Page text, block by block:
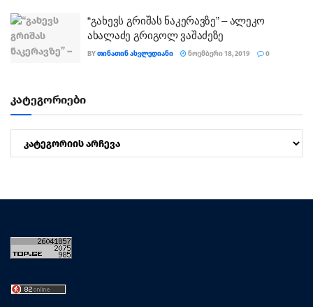
“გახევს გრიშას ნაკერავზე” – ალეკო
ახალაძე გრიგოლ ვაშაძეზე
BYᲗᲘᲜᲐᲗᲘᲜ ᲐᲮᲕᲚᲔᲓᲘᲐᲜᲘ ᲜᲝᲔᲛᲑᲔᲠᲘ 18, 2019 0
კატეგორიები